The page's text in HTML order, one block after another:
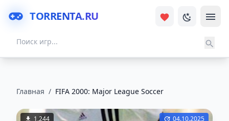
TORRENTA.RU
Главная / FIFA 2000: Major League Soccer
1,244 04.10.2025